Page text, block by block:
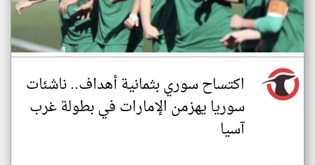
اكتساح سوري بثمانية أهداف.. ناشئات
سوريا يهزمن الإمارات في بطولة غرب
آسيا